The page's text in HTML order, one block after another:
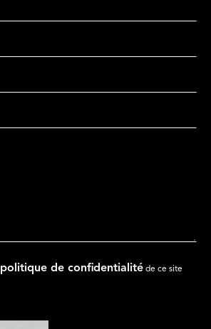
politique de confidentialité de ce site